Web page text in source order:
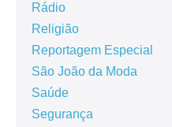
Rádio
Religião
Reportagem Especial
São João da Moda
Saúde
Segurança